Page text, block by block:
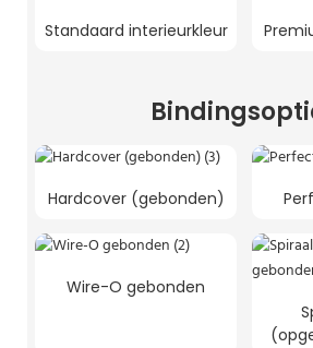
Standaard interieurkleur
Hardcover (gebonden)
Wire-O gebonden